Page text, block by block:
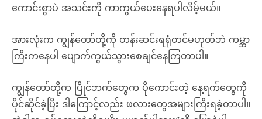
ကောင်းစွာပဲ အသင်းကို ကာကွယ်ပေးနေရပါလိမ့်မယ်။
အားလုံးက ကျွန်တော်တို့ကို တန်းဆင်းရရုံတင်မဟုတ်ဘဲ ကမ္ဘာ
ကြီးကနေပါ ပျောက်ကွယ်သွားစေချင်နေကြတာပါ။
ကျွန်တော်တို့က ပြိုင်ဘက်တွေက ပိုကောင်းတဲ့ နေ့ရက်တွေကို
ပိုင်ဆိုင်ခဲ့ပြီး ဒါကြောင့်လည်း ဖလားတွေအများကြီးရခဲ့တာပါ။